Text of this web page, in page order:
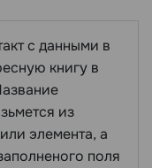
с данными в
книгу в
из
элемента, а
поля